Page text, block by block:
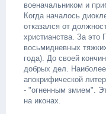
военачальником и
Когда началось
отказался от
христианства. За это
восьмидневных
года). До своей
добрых дел. Наиболее
апокрифической
- "огненным змием".
на иконах.